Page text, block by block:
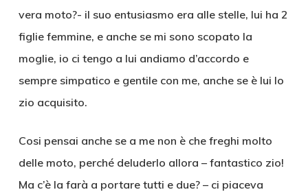
vera moto?- il suo entusiasmo era alle stelle, lui ha 2
figlie femmine, e anche se mi sono scopato la
moglie, io ci tengo a lui andiamo d’accordo e
sempre simpatico e gentile con me, anche se è lui lo
zio acquisito.
Cosi pensai anche se a me non è che freghi molto
delle moto, perché deluderlo allora – fantastico zio!
Ma c’è la farà a portare tutti e due? – ci piaceva